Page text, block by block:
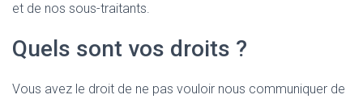
et de nos sous-traitants.
Quels sont vos droits ?
Vous avez le droit de ne pas vouloir nous communiquer de